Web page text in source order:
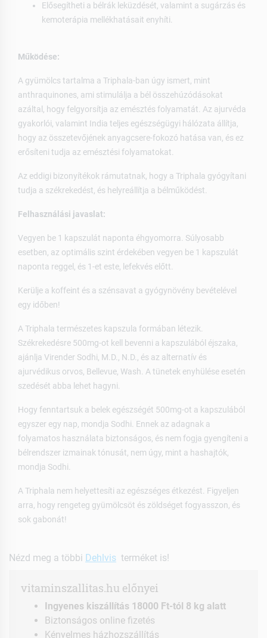
Elősegítheti a bélrák leküzdését, valamint a sugárzás és
kemoterápia mellékhatásait enyhíti.
Működése:
A gyümölcs tartalma a Triphala-ban úgy ismert, mint
anthraquinones, ami stimulálja a bél összehúzódásokat
azáltal, hogy felgyorsítja az emésztés folyamatát. Az ajurvéda
gyakorlói, valamint India teljes egészségügyi hálózata állítja,
hogy az összetevőjének anyagcsere-fokozó hatása van, és ez
erősíteni tudja az emésztési folyamatokat.
Az eddigi bizonyítékok rámutatnak, hogy a Triphala gyógyítani
tudja a székrekedést, és helyreállítja a bélműködést.
Felhasználási javaslat:
Vegyen be 1 kapszulát naponta éhgyomorra. Súlyosabb
esetben, az optimális szint érdekében vegyen be 1 kapszulát
naponta reggel, és 1-et este, lefekvés előtt.
Kerülje a koffeint és a szénsavat a gyógynövény bevételével
egy időben!
A Triphala természetes kapszula formában létezik.
Székrekedésre 500mg-ot kell bevenni a kapszulából éjszaka,
ajánlja Virender Sodhi, M.D., N.D., és az alternatív és
ajurvédikus orvos, Bellevue, Wash. A tünetek enyhülése esetén
szedését abba lehet hagyni.
Hogy fenntartsuk a belek egészségét 500mg-ot a kapszulából
egyszer egy nap, mondja Sodhi. Ennek az adagnak a
folyamatos használata biztonságos, és nem fogja gyengíteni a
bélrendszer izmainak tónusát, nem úgy, mint a hashajtók,
mondja Sodhi.
A Triphala nem helyettesíti az egészséges étkezést. Figyeljen
arra, hogy rengeteg gyümölcsöt és zöldséget fogyasszon, és
sok gabonát!
Nézd meg a többi Dehlvis terméket is!
vitaminszallitas.hu előnyei
Ingyenes kiszállítás 18000 Ft-tól 8 kg alatt
Biztonságos online fizetés
Kényelmes házhozszállítás